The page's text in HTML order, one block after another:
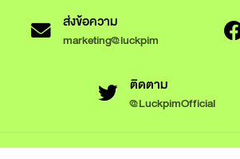
ส่งข้อความ
marketing@luckpim
ติดตาม
@LuckpimOfficial